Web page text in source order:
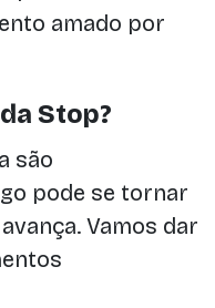
amado por
Stop?
são
pode se tornar
Vamos dar